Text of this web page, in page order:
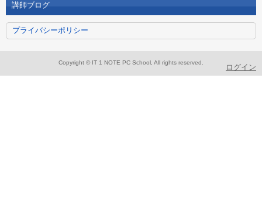
講師ブログ
プライバシーポリシー
Copyright © IT 1 NOTE PC School, All rights reserved.
ログイン